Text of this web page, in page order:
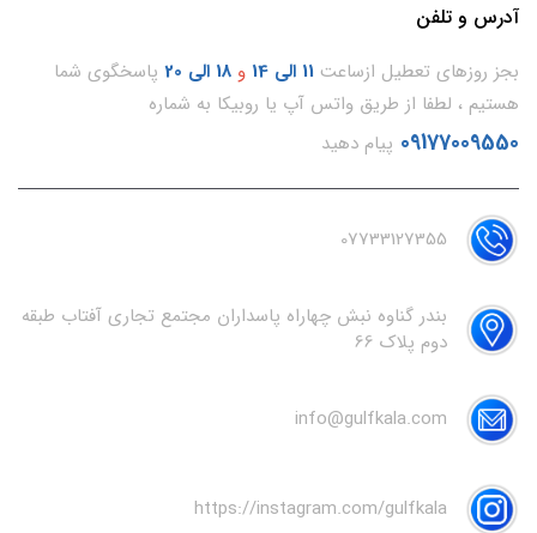
آدرس و تلفن
بجز روزهای تعطیل ازساعت 11 الی 14 و 18 الی 20
پاسخگوی شما
هستیم ، لطفا از طریق واتس آپ یا روبیکا به شماره
09177009550 پیام دهید
07733127355
بندر گناوه نبش چهاراه پاسداران مجتمع تجاری آفتاب طبقه
دوم پلاک 66
info@gulfkala.com
https://instagram.com/gulfkala